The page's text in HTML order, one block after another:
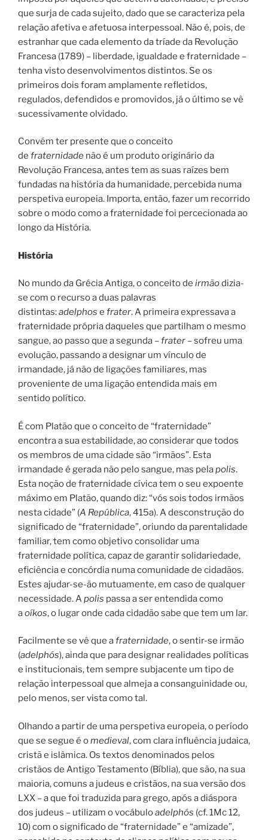
que surja de cada sujeito, dado que se caracteriza pela
relação afetiva e afetuosa interpessoal. Não é, pois, de
estranhar que cada elemento da tríade da Revolução
Francesa (1789) – liberdade, igualdade e fraternidade –
tenha visto desenvolvimentos distintos. Se os
primeiros dois foram amplamente refletidos,
regulados, defendidos e promovidos, já o último se vê
sucessivamente olvidado.
Convém ter presente que o conceito
de fraternidade não é um produto originário da
Revolução Francesa, antes tem as suas raízes bem
fundadas na história da humanidade, percebida numa
perspetiva europeia. Importa, então, fazer um recorrido
sobre o modo como a fraternidade foi percecionada ao
longo da História.
História
No mundo da Grécia Antiga, o conceito de irmãodizia-
se com o recurso a duas palavras
distintas:adelphos e frater. A primeira expressava a
fraternidade própria daqueles que partilham o mesmo
sangue, ao passo que a segunda –frater – sofreu uma
evolução, passando a designar um vínculo de
irmandade, já não de ligações familiares, mas
proveniente de uma ligação entendida mais em
sentido político.
É com Platão que o conceito de “fraternidade”
encontra a sua estabilidade, ao considerar que todos
os membros de uma cidade são “irmãos”. Esta
irmandade é gerada não pelo sangue, mas pelapolis.
Esta noção de fraternidade cívica tem o seu expoente
máximo em Platão, quando diz: “vós sois todos irmãos
nesta cidade” (A República, 415a). A desconstrução do
significado de “fraternidade”, oriundo da parentalidade
familiar, tem como objetivo consolidar uma
fraternidade política, capaz de garantir solidariedade,
eficiência e concórdia numa comunidade de cidadãos.
Estes ajudar-se-ão mutuamente, em caso de qualquer
necessidade. Apolis passa a ser entendida como
aoíkos, o lugar onde cada cidadão sabe que tem um lar.
Facilmente se vê que afraternidade, o sentir-se irmão
(adelphós), ainda que para designar realidades políticas
e institucionais, tem sempre subjacente um tipo de
relação interpessoal que almeja a consanguinidade ou,
pelo menos, ser vista como tal.
Olhando a partir de uma perspetiva europeia, o período
que se segue é omedieval, com clara influência judaica,
cristã e islâmica. Os textos denominados pelos
cristãos de Antigo Testamento (Bíblia), que são, na sua
maioria, comuns a judeus e cristãos, na sua versão dos
LXX – a que foi traduzida para grego, após a diáspora
dos judeus – utilizam o vocábuloadelphós (cf. 1Mc 12,
10) com o significado de “fraternidade” e “amizade”,